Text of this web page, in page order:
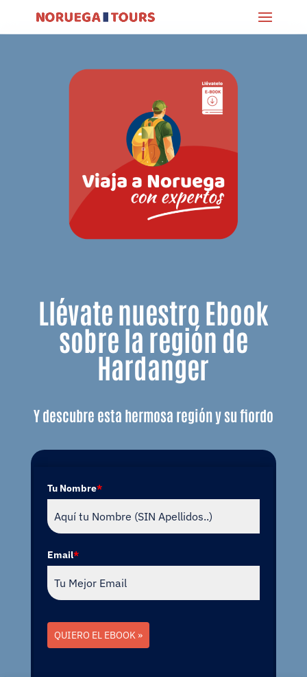
Llévate nuestro Ebook
sobre la región de
Hardanger
Y descubre esta hermosa región y su fiordo
Tu Nombre*
Email*
QUIERO EL EBOOK »